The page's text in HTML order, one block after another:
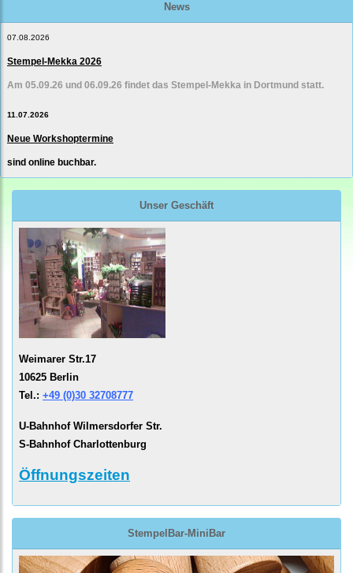
News
07.08.2026
Stempel-Mekka 2026
Am 05.09.26 und 06.09.26 findet das Stempel-Mekka in Dortmund statt.
11.07.2026
Neue Workshoptermine
sind online buchbar.
Unser Geschäft
Weimarer Str.17
10625 Berlin
Tel.: +49 (0)30 32708777
U-Bahnhof Wilmersdorfer Str.
S-Bahnhof Charlottenburg
Öffnungszeiten
StempelBar-MiniBar